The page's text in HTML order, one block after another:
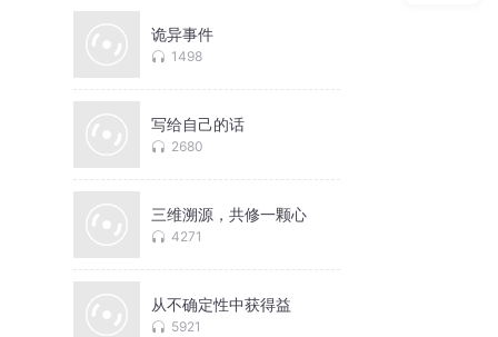
诡异事件
1498
写给自己的话
2680
三维溯源，共修一颗心
4271
从不确定性中获得益
5921